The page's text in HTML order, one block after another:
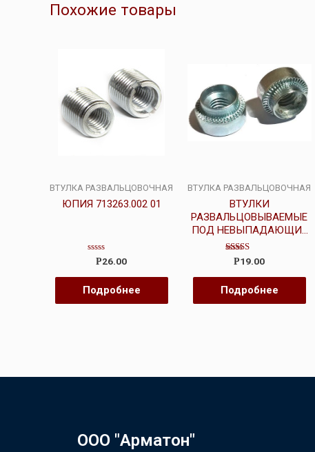
Похожие товары
ВТУЛКА РАЗВАЛЬЦОВОЧНАЯ
ЮПИЯ 713263.002 01
Оценка
из
5
Р26.00
Подробнее
ВТУЛКА РАЗВАЛЬЦОВОЧНАЯ
ВТУЛКИ
РАЗВАЛЬЦОВЫВАЕМЫЕ
ПОД НЕВЫПАДАЮЩИЕ
ВИНТЫ
Оценка
из 5
Р19.00
Подробнее
ООО "Арматон"